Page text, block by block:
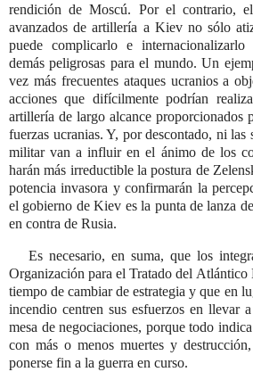
rendición de Moscú. Por el contrario,
avanzados de artillería a Kiev no sólo
puede complicarlo e internacionalizarlo
demás peligrosas para el mundo. Un
vez más frecuentes ataques ucranios a
acciones que difícilmente podrían
artillería de largo alcance proporcionados
fuerzas ucranias. Y, por descontado, ni las
militar van a influir en el ánimo de los
harán más irreductible la postura de
potencia invasora y confirmarán la
el gobierno de Kiev es la punta de lanza
en contra de Rusia.
Es necesario, en suma, que los
Organización para el Tratado del Atlántico
tiempo de cambiar de estrategia y que en
incendio centren sus esfuerzos en llevar
mesa de negociaciones, porque todo
con más o menos muertes y
ponerse fin a la guerra en curso.